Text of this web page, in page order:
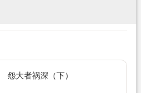
大者祸深（下）